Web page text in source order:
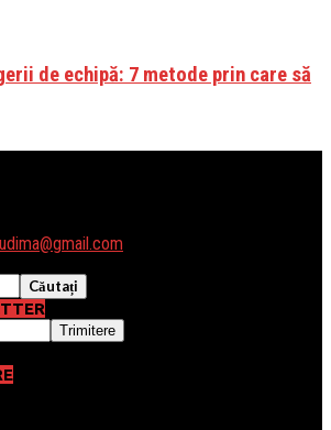
de echipă: 7 metode prin care să